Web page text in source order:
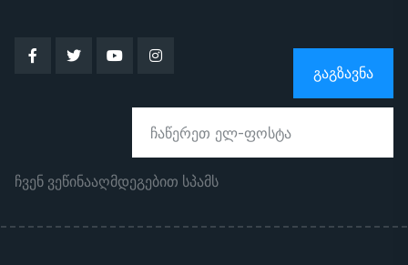
ᲒᲐᲒᲖᲐᲕᲜᲐ
ჩვენ ვეწინააღმდეგებით სპამს